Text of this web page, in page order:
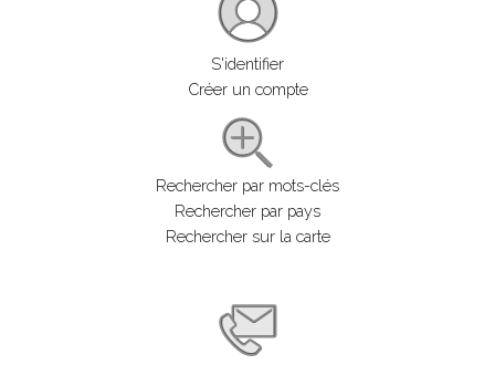
S'identifier
Créer un compte
Rechercher par mots-clés
Rechercher par pays
Rechercher sur la carte